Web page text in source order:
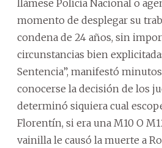
llámese Policía Nacional o
momento de desplegar su
condena de 24 años, sin
circunstancias bien
Sentencia”, manifestó
conocerse la decisión de los
determinó siquiera cual
Florentín, si era una M10 O
vainilla le causó la muerte a